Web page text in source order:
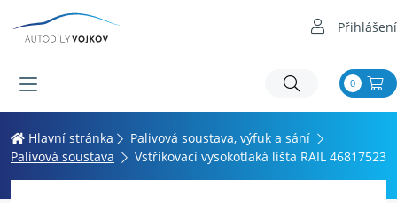
Přihlášení
0
Hlavní stránka
Palivová soustava, výfuk a sání
Palivová soustava
Vstřikovací vysokotlaká lišta RAIL 46817523